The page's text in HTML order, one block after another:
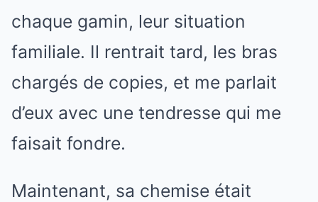
chaque gamin, leur situation
familiale. Il rentrait tard, les bras
chargés de copies, et me parlait
d’eux avec une tendresse qui me
faisait fondre.
Maintenant, sa chemise était